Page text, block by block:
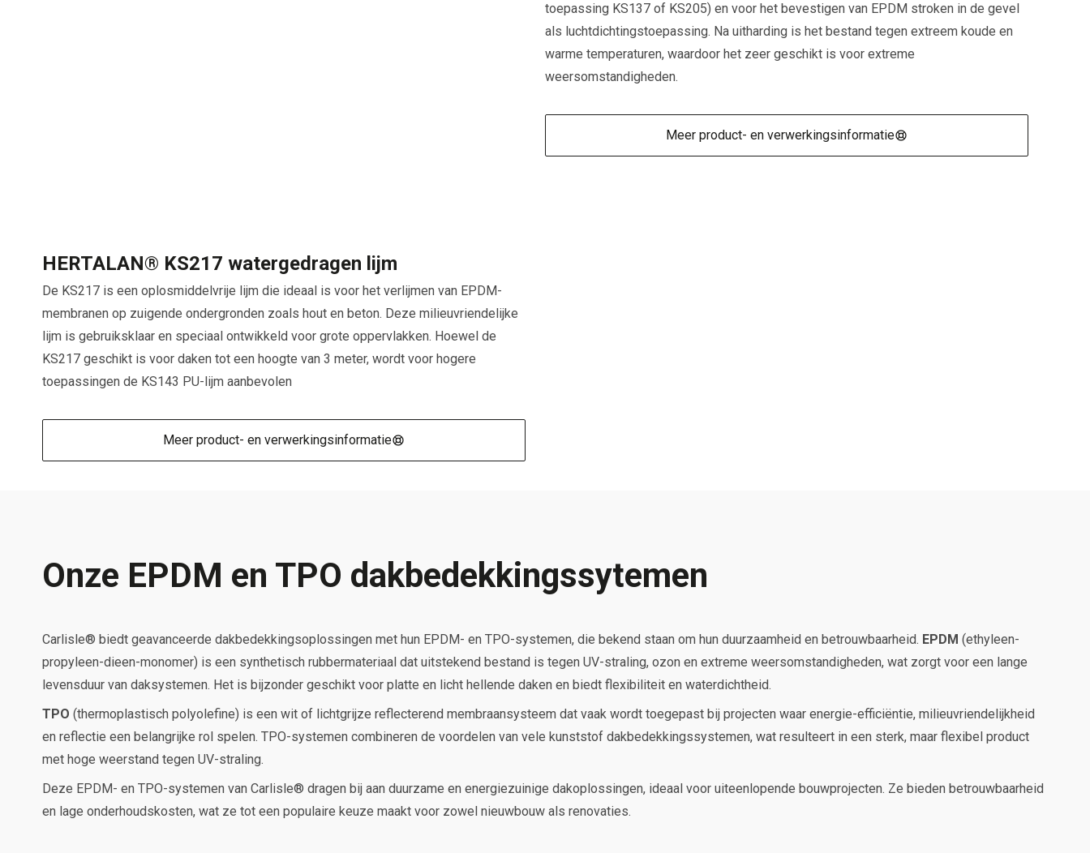
toepassing KS137 of KS205) en voor het bevestigen van EPDM stroken in de gevel
als luchtdichtingstoepassing. Na uitharding is het bestand tegen extreem koude en
warme temperaturen, waardoor het zeer geschikt is voor extreme
weersomstandigheden.
Meer product- en verwerkingsinformatie
HERTALAN® KS217 watergedragen lijm
De KS217 is een oplosmiddelvrije lijm die ideaal is voor het verlijmen van EPDM-
membranen op zuigende ondergronden zoals hout en beton. Deze milieuvriendelijke
lijm is gebruiksklaar en speciaal ontwikkeld voor grote oppervlakken. Hoewel de
KS217 geschikt is voor daken tot een hoogte van 3 meter, wordt voor hogere
toepassingen de KS143 PU-lijm aanbevolen
Meer product- en verwerkingsinformatie
Onze EPDM en TPO dakbedekkingssytemen
Carlisle® biedt geavanceerde dakbedekkingsoplossingen met hun EPDM- en TPO-systemen, die bekend staan om hun duurzaamheid en betrouwbaarheid. EPDM (ethyleen-
propyleen-dieen-monomer) is een synthetisch rubbermateriaal dat uitstekend bestand is tegen UV-straling, ozon en extreme weersomstandigheden, wat zorgt voor een lange
levensduur van daksystemen. Het is bijzonder geschikt voor platte en licht hellende daken en biedt flexibiliteit en waterdichtheid.
TPO (thermoplastisch polyolefine) is een wit of lichtgrijze reflecterend membraansysteem dat vaak wordt toegepast bij projecten waar energie-efficiëntie, milieuvriendelijkheid
en reflectie een belangrijke rol spelen. TPO-systemen combineren de voordelen van vele kunststof dakbedekkingssystemen, wat resulteert in een sterk, maar flexibel product
met hoge weerstand tegen UV-straling.
Deze EPDM- en TPO-systemen van Carlisle® dragen bij aan duurzame en energiezuinige dakoplossingen, ideaal voor uiteenlopende bouwprojecten. Ze bieden betrouwbaarheid
en lage onderhoudskosten, wat ze tot een populaire keuze maakt voor zowel nieuwbouw als renovaties.